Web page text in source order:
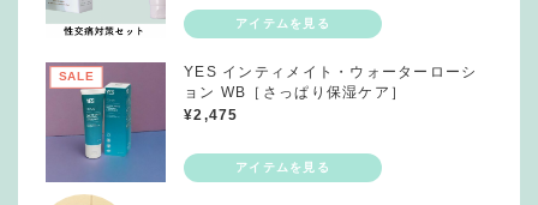
SALE
YES インティメイト・ウォーターローシ
ョン WB［さっぱり保湿ケア］
¥2,475